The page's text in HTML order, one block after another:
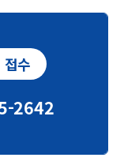
접수
2642